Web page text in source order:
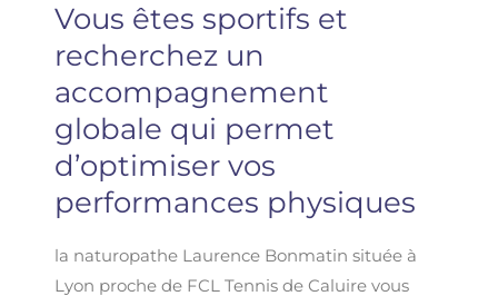
Vous êtes sportifs et
recherchez un
accompagnement
globale qui permet
d’optimiser vos
performances physiques
la naturopathe Laurence Bonmatin située à
Lyon proche de FCL Tennis de Caluire vous